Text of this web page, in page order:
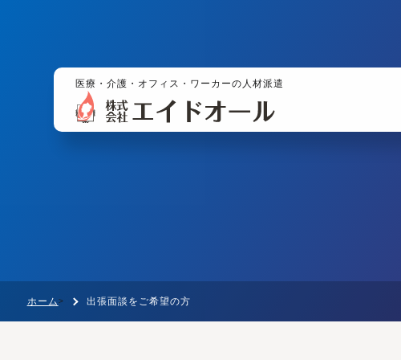
医療・介護・オフィス・ワーカーの人材派遣
ホーム> 出張面談をご希望の方